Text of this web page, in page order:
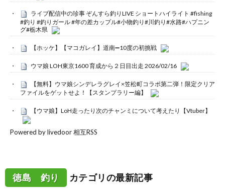
ライブ配信中の珍事 ぞんすら釣りLIVE ショートハイライト #fishing
#釣り #釣りガール #年の差カップル#小物釣り#川釣り#水路#ハプニン
グ#栃木県
【ホッケ】【マコガレイ】道南➖10度の初挑戦
ウマ娘 LOH東京1600 育成から２日目出走 2026/02/16
【無料】ウマ娘シンデレラグレイ×笠松町コラボ第二弾！限定クリア
ファイルをゲットせよ！【スタンプラリー編】
【ウマ娘】LoH走ったり次のチャンミについて考えたり【Vtuber】
Powered by livedoor 相互RSS
徳島 釣り カテゴリの最新記事